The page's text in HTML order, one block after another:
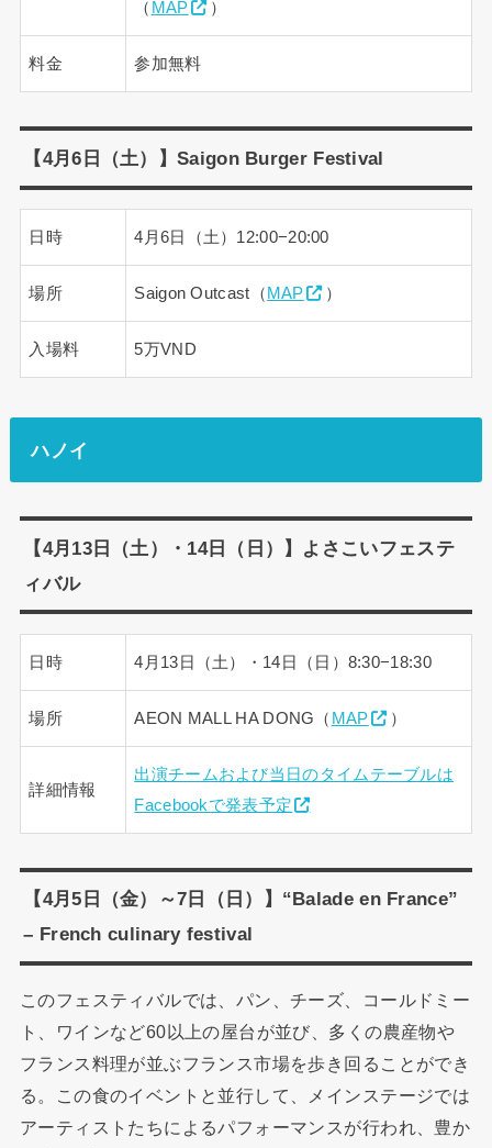
（ MAP ）
料金 参加無料
【4月6日（土）】Saigon Burger Festival
日時 4月6日（土）12:00−20:00
場所 Saigon Outcast（ MAP ）
入場料 5万VND
ハノイ
【4月13日（土）・14日（日）】よさこいフェステ
ィバル
日時 4月13日（土）・14日（日）8:30−18:30
場所 AEON MALL HA DONG（ MAP ）
詳細情報
出演チームおよび当日のタイムテーブルは
Facebookで発表予定
【4月5日（金）～7日（日）】“Balade en France”
– French culinary festival
このフェスティバルでは、パン、チーズ、コールドミー
ト、ワインなど60以上の屋台が並び、多くの農産物や
フランス料理が並ぶフランス市場を歩き回ることができ
る。この食のイベントと並行して、メインステージでは
アーティストたちによるパフォーマンスが行われ、豊か